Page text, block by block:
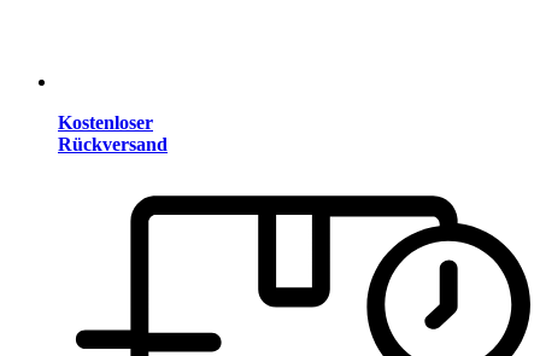
Kostenloser
Rückversand